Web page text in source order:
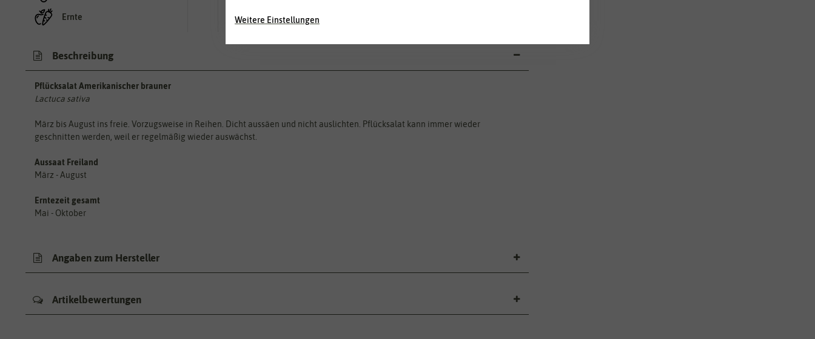
Ernte
Beschreibung
Pflücksalat Amerikanischer brauner
Lactuca sativa
März bis August ins freie. Vorzugsweise in Reihen. Dicht aussäen und nicht auslichten. Pflücksalat kann immer wieder
geschnitten werden, weil er regelmäßig wieder auswächst.
Aussaat Freiland
März - August
Erntezeit gesamt
Mai - Oktober
Angaben zum Hersteller
Artikelbewertungen
Weitere Einstellungen